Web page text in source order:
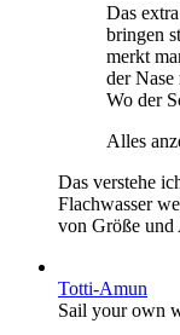
Das
bringen
merkt
der
Wo der
Alles
Das verstehe
Flachwasser
von Größe und
Totti-Amun
Sail your own